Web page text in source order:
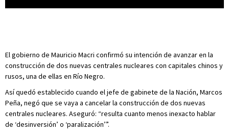
El gobierno de Mauricio Macri confirmó su intención de avanzar en la
construcción de dos nuevas centrales nucleares con capitales chinos y
rusos, una de ellas en Río Negro.
Así quedó establecido cuando el jefe de gabinete de la Nación, Marcos
Peña, negó que se vaya a cancelar la construcción de dos nuevas
centrales nucleares. Aseguró: “resulta cuanto menos inexacto hablar
de ‘desinversión’ o ‘paralización’”.